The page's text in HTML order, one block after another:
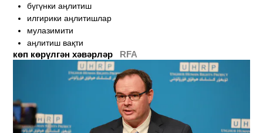
бүгүнки аңлитиш
илгирики аңлитишлар
мулазимити
аңлитиш вақти
көп көрүлгән хәвәрләр RFA